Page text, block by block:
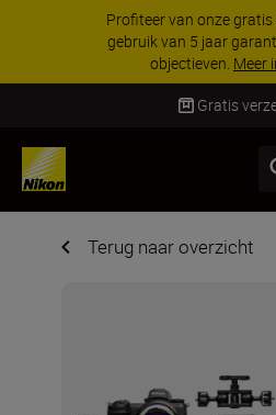
Profiteer van onze
gebruik van 5 jaar
objectieven. Meer
Gratis
Terug naar overzicht